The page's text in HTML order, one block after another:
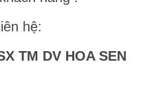
hệ:
TM DV HOA SEN